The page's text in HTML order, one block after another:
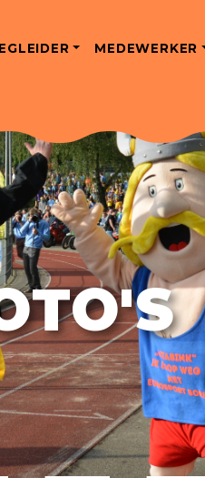
MEDEWERKER